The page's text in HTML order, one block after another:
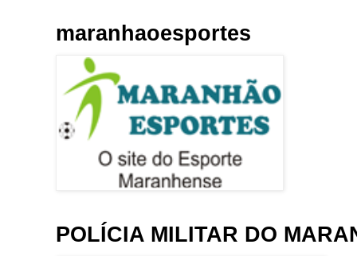
maranhaoesportes
POLÍCIA MILITAR DO